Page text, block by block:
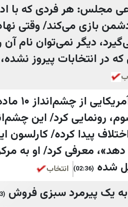
مجلس: هر فردی که با
بازی می‌کند/ وقتی
دیگر نمی‌توان نام
انتخابات پیروز
تاکر
رونمایی کرد/ این
پیدا کرده/ کارلسون
معرفی کرد/ او به
شده (02:36) انتخاب
یک پیرمرد سبزی فروش (02:33)